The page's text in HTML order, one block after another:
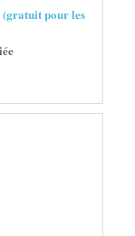
pour les